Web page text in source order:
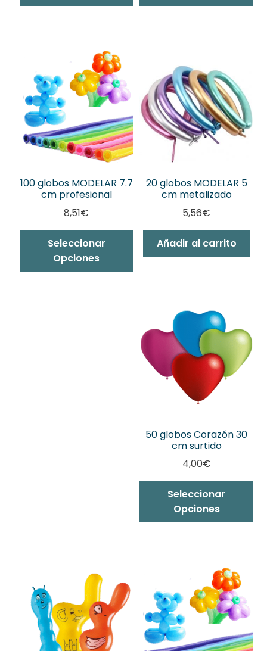
100 globos MODELAR 7.7
cm profesional
8,51€
Seleccionar
Opciones
20 globos MODELAR 5
cm metalizado
5,56€
Añadir al carrito
50 globos Corazón 30
cm surtido
4,00€
Seleccionar
Opciones